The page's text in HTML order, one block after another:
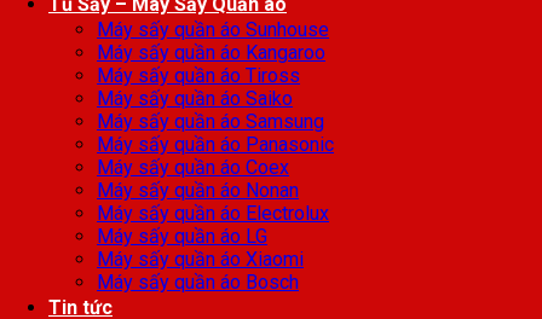
Máy sấy quần áo Sunhouse
Máy sấy quần áo Kangaroo
Máy sấy quần áo Tiross
Máy sấy quần áo Saiko
Máy sấy quần áo Samsung
Máy sấy quần áo Panasonic
Máy sấy quần áo Coex
Máy sấy quần áo Nonan
Máy sấy quần áo Electrolux
Máy sấy quần áo LG
Máy sấy quần áo Xiaomi
Máy sấy quần áo Bosch
Tin tức